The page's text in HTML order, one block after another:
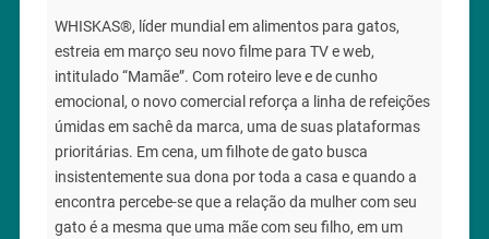
WHISKAS®, líder mundial em alimentos para gatos,
estreia em março seu novo filme para TV e web,
intitulado “Mamãe”. Com roteiro leve e de cunho
emocional, o novo comercial reforça a linha de refeições
úmidas em sachê da marca, uma de suas plataformas
prioritárias. Em cena, um filhote de gato busca
insistentemente sua dona por toda a casa e quando a
encontra percebe-se que a relação da mulher com seu
gato é a mesma que uma mãe com seu filho, em um